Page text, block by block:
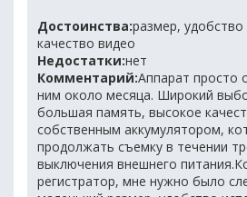
Достоинства:размер, удобство
качество видео
Недостатки:нет
Комментарий:Аппарат просто
ним около месяца. Широкий
большая память, высокое
собственным аккумулятором,
продолжать съемку в течении
выключения внешнего
регистратор, мне нужно было